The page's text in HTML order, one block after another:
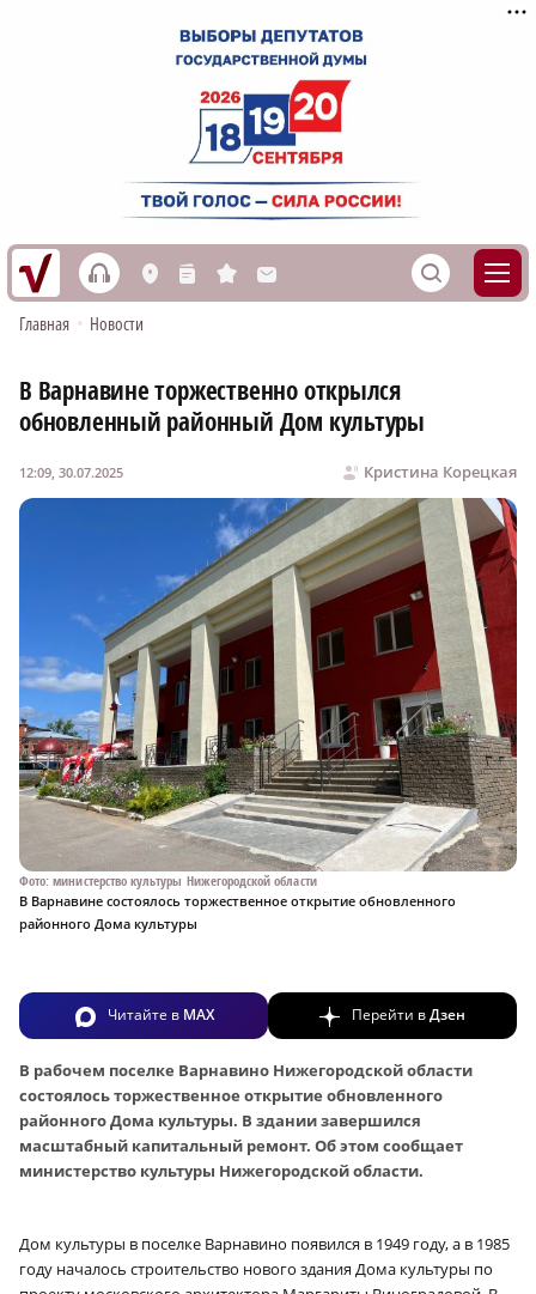
h L n s M S
Главная • Новости
В Варнавине торжественно открылся
обновленный районный Дом культуры
Кристина Корецкая
12:09, 30.07.2025
Фото: министерство культуры Нижегородской области
В Варнавине состоялось торжественное открытие обновленного
районного Дома культуры
Читайте в MAX Перейти вДзен
В рабочем поселке Варнавино Нижегородской области
состоялось торжественное открытие обновленного
районного Дома культуры. В здании завершился
масштабный капитальный ремонт. Об этом сообщает
министерство культуры Нижегородской области.
Дом культуры в поселке Варнавино появился в 1949 году, а в 1985
году началось строительство нового здания Дома культуры по